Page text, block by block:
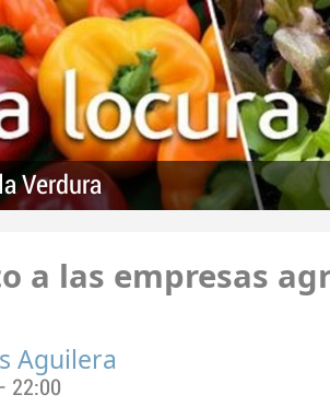
Verdura
a las empresas
Aguilera
22:00